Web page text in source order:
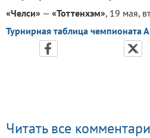
«Челси» — «Тоттенхэм», 19 мая,
Турнирная таблица чемпионата
Читать все